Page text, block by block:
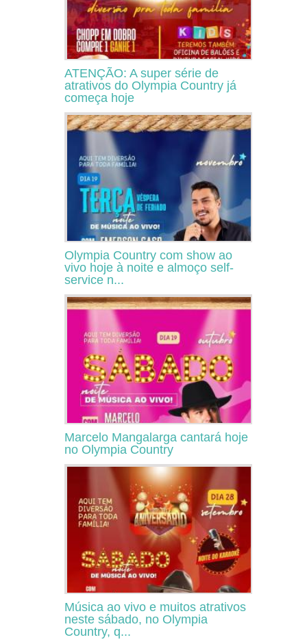
ATENÇÃO: A super série de
atrativos do Olympia Country já
começa hoje
Olympia Country com show ao
vivo hoje à noite e almoço self-
service n...
Marcelo Mangalarga cantará hoje
no Olympia Country
Música ao vivo e muitos atrativos
neste sábado, no Olympia
Country, q...